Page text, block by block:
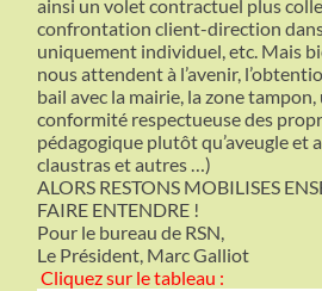
ainsi un volet contractuel plus
confrontation client-direction
uniquement individuel, etc. Mais
nous attendent à l’avenir,
bail avec la mairie, la zone tampon,
conformité respectueuse des
pédagogique plutôt qu’aveugle et
claustras et autres …)
ALORS RESTONS MOBILISES
FAIRE ENTENDRE !
Pour le bureau de RSN,
Le Président, Marc Galliot
Cliquez sur le tableau :